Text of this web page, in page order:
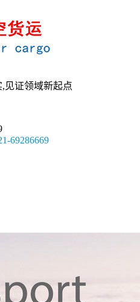
,见证领域新起点
69286669